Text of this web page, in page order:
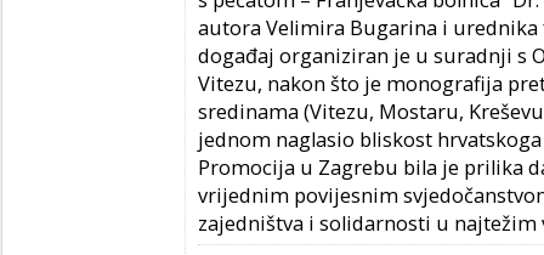
autora Velimira Bugarina i urednika
događaj organiziran je u suradnji s
Vitezu, nakon što je monografija
sredinama (Vitezu, Mostaru,
jednom naglasio bliskost
Promocija u Zagrebu bila je prilika
vrijednim povijesnim
zajedništva i solidarnosti u najtežim